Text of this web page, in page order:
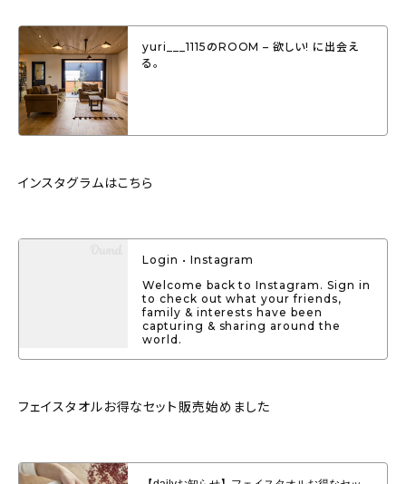
yuri___1115のROOM – 欲しい! に出会え
る。
インスタグラムはこちら
Login • Instagram
Welcome back to Instagram. Sign in
to check out what your friends,
family & interests have been
capturing & sharing around the
world.
フェイスタオルお得なセット販売始めました
【dailyお知らせ】フェイスタオルお得なセット販売始めました。